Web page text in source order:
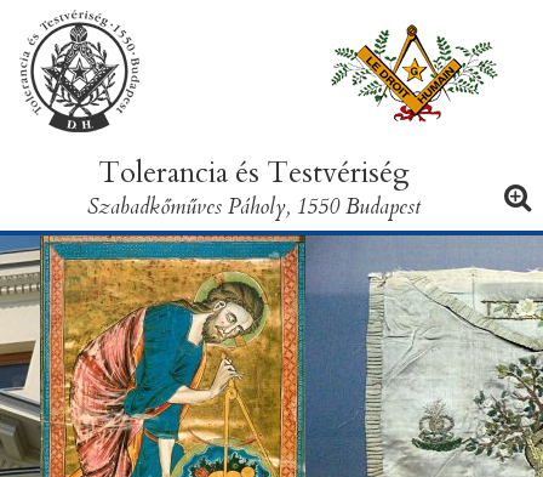
Tolerancia és Testvériség
Szabadkőműves Páholy, 1550 Budapest